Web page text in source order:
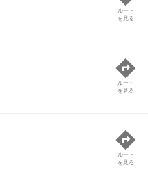
ルート
を見る
ルート
を見る
ルート
を見る